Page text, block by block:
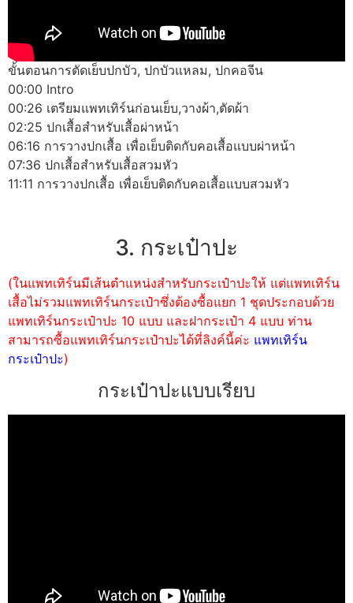
ขั้นตอนการตัดเย็บปกบัว, ปกบัวแหลม, ปกคอจีน
00:00 Intro
00:26 เตรียมแพทเทิร์นก่อนเย็บ,วางผ้า,ตัดผ้า
02:25 ปกเสื้อสำหรับเสื้อผ่าหน้า
06:16 การวางปกเสื้อ เพื่อเย็บติดกับคอเสื้อแบบผ่าหน้า
07:36 ปกเสื้อสำหรับเสื้อสวมหัว
11:11 การวางปกเสื้อ เพื่อเย็บติดกับคอเสื้อแบบสวมหัว
3. กระเป๋าปะ
(ในแพทเทิร์นมีเส้นตำแหน่งสำหรับกระเป๋าปะให้ แต่แพทเทิร์น
เสื้อไม่รวมแพทเทิร์นกระเป๋าซึ่งต้องซื้อแยก 1 ชุดประกอบด้วย
แพทเทิร์นกระเป๋าปะ 10 แบบ และฝากระเป๋า 4 แบบ ท่าน
สามารถซื้อแพทเทิร์นกระเป๋าปะได้ที่ลิงค์นี้ค่ะ แพทเทิร์น
กระเป๋าปะ)
กระเป๋าปะแบบเรียบ